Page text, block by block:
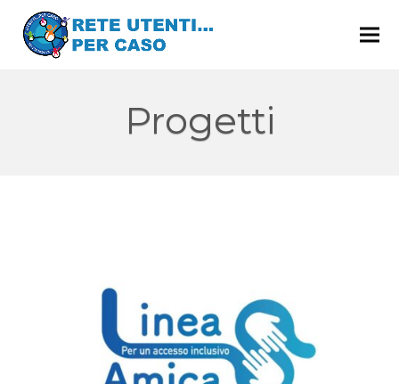
Progetti